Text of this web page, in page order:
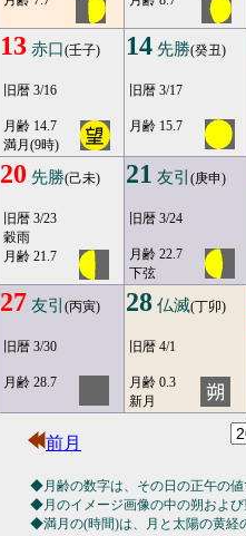
13 赤口(壬子)
旧暦 3/16
月齢 14.7
満月(9時)
14 先勝(癸丑)
旧暦 3/17
月齢 15.7
20 先勝(己未)
旧暦 3/23
穀雨
月齢 21.7
21 友引 (庚申)
旧暦 3/24
月齢 22.7
下弦
27 友引 (丙寅)
旧暦 3/30
月齢 28.7
28 仏滅(丁卯)
旧暦 4/1
月齢 0.3
新月
前月
◆月齢の数字は、その日の正午の値
◆月のイメージ画像の中の朔およ
◆満月の(時間)は、月と太陽の黄経